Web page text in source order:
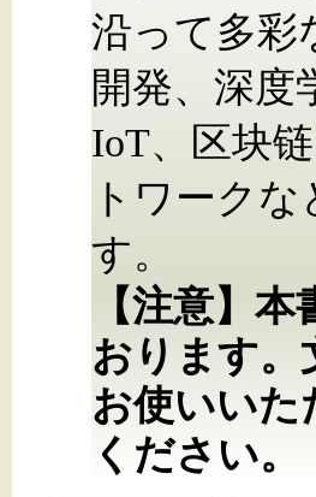
沿って多彩
開発、深度
IoT、区块
トワーク
す。
【注意】
おります。
お使いいた
ください。